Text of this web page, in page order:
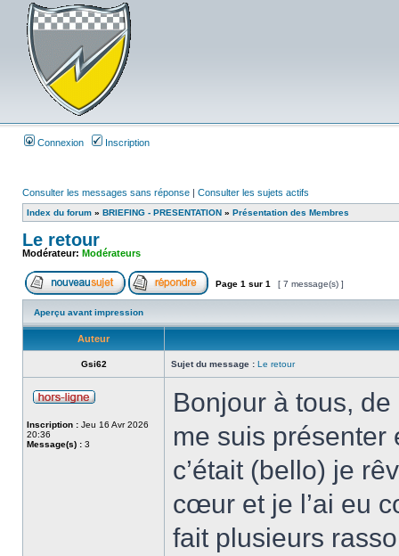
Connexion Inscription
Consulter les messages sans réponse | Consulter les sujets actifs
Index du forum » BRIEFING - PRESENTATION » Présentation des Membres
Le retour
Modérateur: Modérateurs
Page 1 sur 1 [ 7 message(s) ]
Aperçu avant impression
Auteur
Gsi62 Sujet du message : Le retour
Inscription : Jeu 16 Avr 2026
20:36
Message(s) : 3
Bonjour à tous,
me suis présenter
c’était (bello) je
cœur et je l’ai eu
fait plusieurs